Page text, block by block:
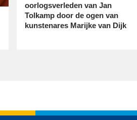
oorlogsverleden van Jan
Tolkamp door de ogen van
kunstenares Marijke van Dijk